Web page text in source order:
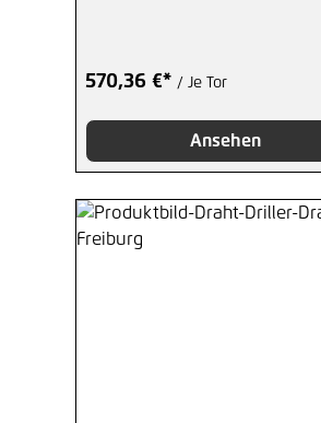
570,36 €* / Je Tor
Ansehen